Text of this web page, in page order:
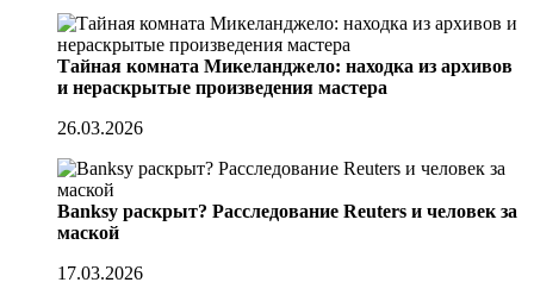
Тайная комната Микеланджело: находка из архивов
и нераскрытые произведения мастера
26.03.2026
Banksy раскрыт? Расследование Reuters и человек за
маской
17.03.2026